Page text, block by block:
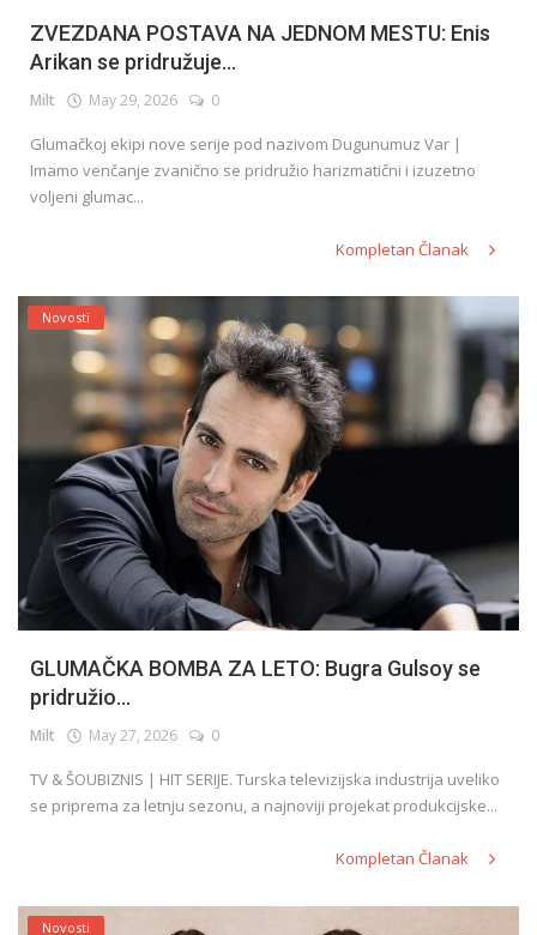
ZVEZDANA POSTAVA NA JEDNOM MESTU: Enis
Arikan se pridružuje...
Milt May 29, 2026 0
Glumačkoj ekipi nove serije pod nazivom Dugunumuz Var |
Imamo venčanje zvanično se pridružio harizmatični i izuzetno
voljeni glumac...
Kompletan Članak
Novosti
GLUMAČKA BOMBA ZA LETO: Bugra Gulsoy se
pridružio...
Milt May 27, 2026 0
TV & ŠOUBIZNIS | HIT SERIJE. Turska televizijska industrija uveliko
se priprema za letnju sezonu, a najnoviji projekat produkcijske...
Kompletan Članak
Novosti